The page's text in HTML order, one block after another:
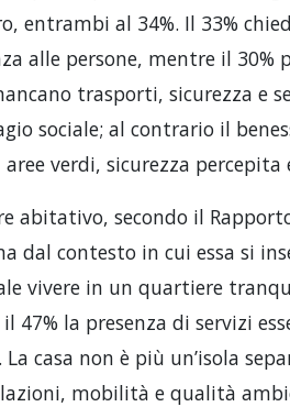
entrambi al 34%. Il 33%
alle persone, mentre il
trasporti, sicurezza e
sociale; al contrario il
verdi, sicurezza percepita
abitativo, secondo il
dal contesto in cui essa si
vivere in un quartiere
47% la presenza di servizi
casa non è più un’isola
mobilità e qualità